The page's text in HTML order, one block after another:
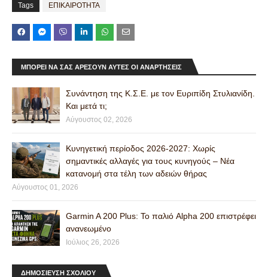
Tags ΕΠΙΚΑΙΡΟΤΗΤΑ
ΜΠΟΡΕΊ ΝΑ ΣΑΣ ΑΡΈΣΟΥΝ ΑΥΤΈΣ ΟΙ ΑΝΑΡΤΉΣΕΙΣ
Συνάντηση της Κ.Σ.Ε. με τον Ευριπίδη Στυλιανίδη.
Και μετά τι;
Αύγουστος 02, 2026
Κυνηγετική περίοδος 2026-2027: Χωρίς
σημαντικές αλλαγές για τους κυνηγούς – Νέα
κατανομή στα τέλη των αδειών θήρας
Αύγουστος 01, 2026
Garmin A 200 Plus: Το παλιό Alpha 200 επιστρέφει
ανανεωμένο
Ιούλιος 26, 2026
ΔΗΜΟΣΙΕΥΣΗ ΣΧΟΛΙΟΥ